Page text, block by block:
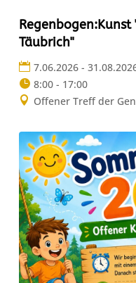
Täubrich"
7.06.2026 -
8:00 - 17:00
Offener Treff der